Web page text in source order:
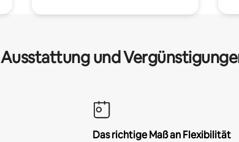
Ausstattung und
Das richtige Maß an Flexibilität